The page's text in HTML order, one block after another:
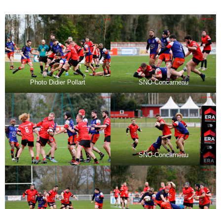
Photo Didier Pollart SNO-Concarneau
SNO-Concarneau